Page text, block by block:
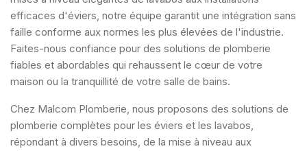
efficaces d'éviers, notre équipe garantit une intégration sans
faille conforme aux normes les plus élevées de l'industrie.
Faites-nous confiance pour des solutions de plomberie
fiables et abordables qui rehaussent le cœur de votre
maison ou la tranquillité de votre salle de bains.
Chez Malcom Plomberie, nous proposons des solutions de
plomberie complètes pour les éviers et les lavabos,
répondant à divers besoins, de la mise à niveau aux